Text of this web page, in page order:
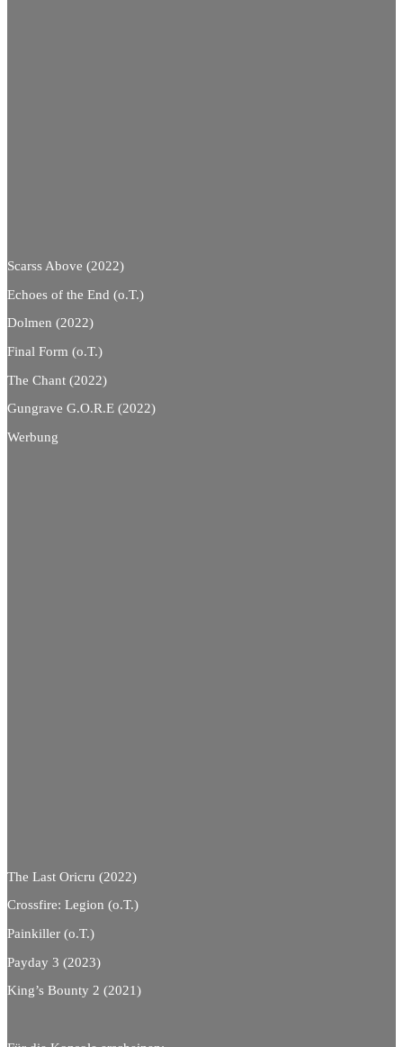
Scarss Above (2022)
Echoes of the End (o.T.)
Dolmen (2022)
Final Form (o.T.)
The Chant (2022)
Gungrave G.O.R.E (2022)
Werbung
The Last Oricru (2022)
Crossfire: Legion (o.T.)
Painkiller (o.T.)
Payday 3 (2023)
King’s Bounty 2 (2021)